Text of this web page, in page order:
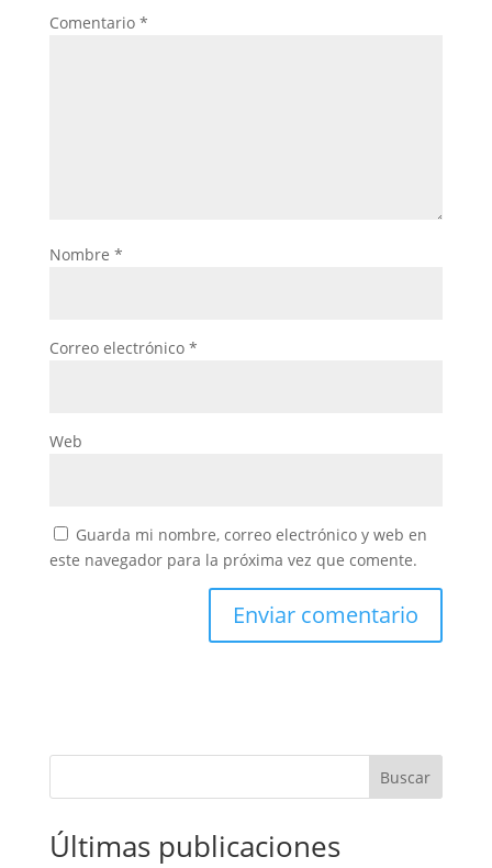
Comentario *
Nombre *
Correo electrónico *
Web
Guarda mi nombre, correo electrónico y web en
este navegador para la próxima vez que comente.
Buscar
Últimas publicaciones